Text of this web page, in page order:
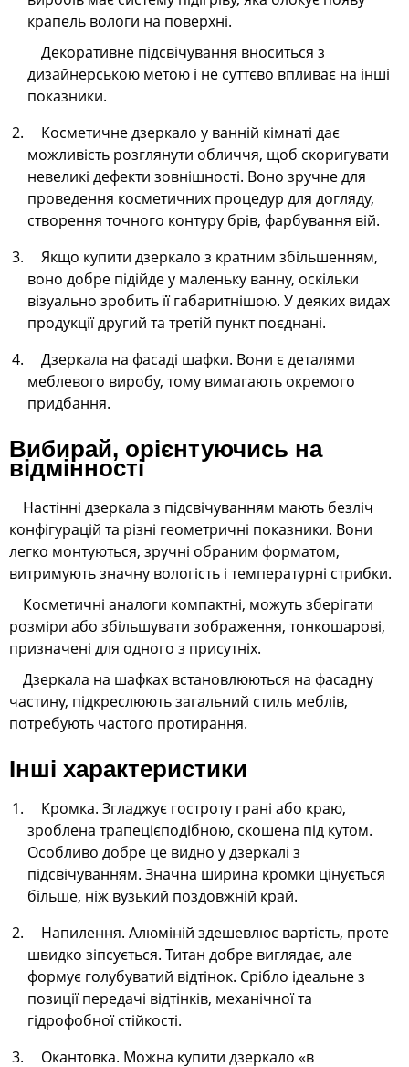
крапель вологи на поверхні.
Декоративне підсвічування вноситься з
дизайнерською метою і не суттєво впливає на інші
показники.
Косметичне дзеркало у ванній кімнаті дає
можливість розглянути обличчя, щоб скоригувати
невеликі дефекти зовнішності. Воно зручне для
проведення косметичних процедур для догляду,
створення точного контуру брів, фарбування вій.
Якщо купити дзеркало з кратним збільшенням,
воно добре підійде у маленьку ванну, оскільки
візуально зробить її габаритнішою. У деяких видах
продукції другий та третій пункт поєднані.
Дзеркала на фасаді шафки. Вони є деталями
меблевого виробу, тому вимагають окремого
придбання.
Вибирай, орієнтуючись на
відмінності
Настінні дзеркала з підсвічуванням мають безліч
конфігурацій та різні геометричні показники. Вони
легко монтуються, зручні обраним форматом,
витримують значну вологість і температурні стрибки.
Косметичні аналоги компактні, можуть зберігати
розміри або збільшувати зображення, тонкошарові,
призначені для одного з присутніх.
Дзеркала на шафках встановлюються на фасадну
частину, підкреслюють загальний стиль меблів,
потребують частого протирання.
Інші характеристики
Кромка. Згладжує гостроту грані або краю,
зроблена трапецієподібною, скошена під кутом.
Особливо добре це видно у дзеркалі з
підсвічуванням. Значна ширина кромки цінується
більше, ніж вузький поздовжній край.
Напилення. Алюміній здешевлює вартість, проте
швидко зіпсується. Титан добре виглядає, але
формує голубуватий відтінок. Срібло ідеальне з
позиції передачі відтінків, механічної та
гідрофобної стійкості.
Окантовка. Можна купити дзеркало «в